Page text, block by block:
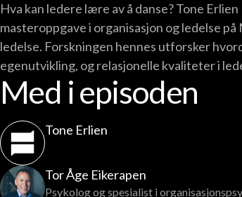
Hva kan ledere lære av å danse? Tone
masteroppgave i organisasjon og ledelse
ledelse. Forskningen hennes utforsker
egenutvikling, og relasjonelle kvaliteter i
Med i episoden
Tone Erlien
Tor Åge Eikerapen
Psykolog og spesialist i